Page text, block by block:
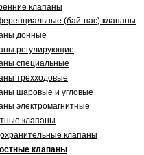
клапаны
(бай-пас) клапаны
донные
регулирующие
специальные
трехходовые
шаровые и угловые
электромагнитные
клапаны
клапаны
клапаны